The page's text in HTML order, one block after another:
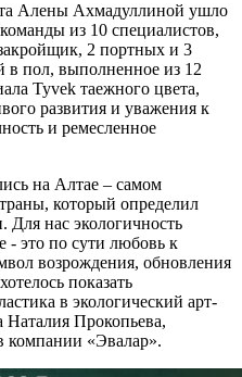
Алены Ахмадуллиной ушло
из 10 специалистов,
2 портных и 3
пол, выполненное из 12
Tyvek таежного цвета,
развития и уважения к
и ремесленное
на Алтае – самом
который определил
нас экологичность
это по сути любовь к
возрождения, обновления
показать
в экологический арт-
Прокопьева,
компании «Эвалар».